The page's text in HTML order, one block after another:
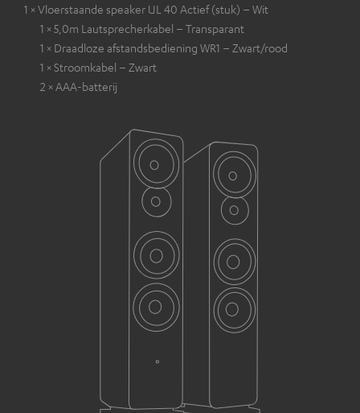
1 × Vloerstaande speaker UL 40 Actief (stuk) – Wit
1 × 5,0m Lautsprecherkabel – Transparant
1 × Draadloze afstandsbediening WR1 – Zwart/rood
1 × Stroomkabel – Zwart
2 × AAA-batterij